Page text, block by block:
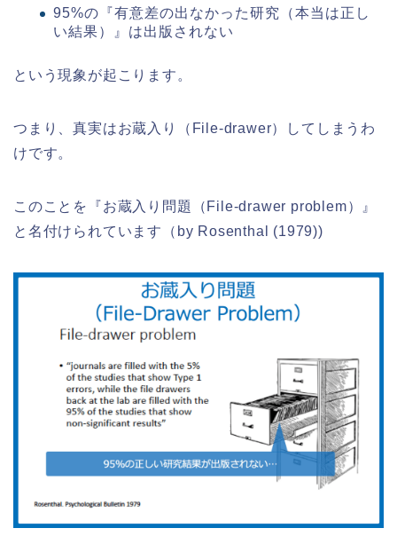
95%の『有意差の出なかった研究（本当は正し
い結果）』は出版されない
という現象が起こります。
つまり、真実はお蔵入り（File-drawer）してしまうわ
けです。
このことを『お蔵入り問題（File-drawer problem）』
と名付けられています（by Rosenthal (1979))